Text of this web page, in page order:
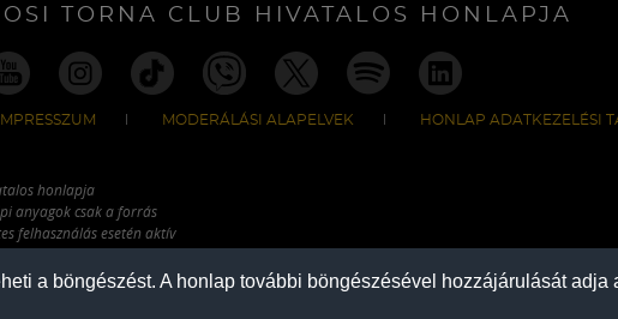
a böngészést. A honlap további böngészésével hozzájárulását adja
TORNA CLUB HIVATALOS HONLAPJA
IMPRESSZUM MODERÁLÁSI ALAPELVEK HONLAP ADATKEZELÉSI
honlapja
anyagok csak a forrás
felhasználás esetén aktív